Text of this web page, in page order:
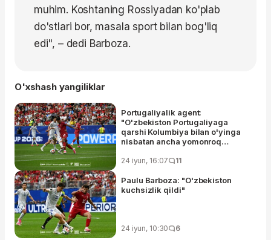
muhim. Koshtaning Rossiyadan ko'plab
do'stlari bor, masala sport bilan bog'liq
edi", – dedi Barboza.
O'xshash yangiliklar
Portugaliyalik agent:
"O'zbekiston Portugaliyaga
qarshi Kolumbiya bilan o'yinga
nisbatan ancha yomonroq
24 iyun, 16:07 11
Paulu Barboza: "O'zbekiston
kuchsizlik qildi"
24 iyun, 10:30 6